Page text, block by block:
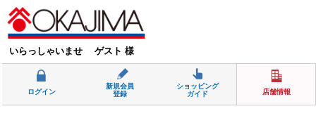
いらっしゃいませ ゲスト 様
ログイン
新規会員
登録
ショッピング
ガイド
店舗情報